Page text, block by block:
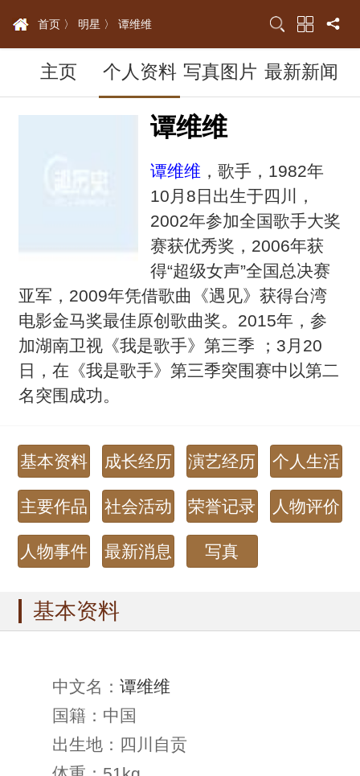
首页 〉 明星 〉 谭维维
主页 个人资料 写真图片 最新新闻
谭维维
谭维维 ，歌手，1982年
10月8日出生于四川，
2002年参加全国歌手大奖
赛获优秀奖，2006年获
得“超级女声”全国总决赛
亚军，2009年凭借歌曲《遇见》获得台湾
电影金马奖最佳原创歌曲奖。2015年，参
加湖南卫视《我是歌手》第三季 ；3月20
日，在《我是歌手》第三季突围赛中以第二
名突围成功。
基本资料 成长经历 演艺经历 个人生活
主要作品 社会活动 荣誉记录 人物评价
人物事件 最新消息 写真
基本资料
中文名： 谭维维
国籍：中国
出生地：四川自贡